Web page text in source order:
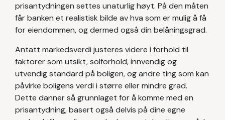
prisantydningen settes unaturlig høyt. På den måten
får banken et realistisk bilde av hva som er mulig å få
for eiendommen, og dermed også din belåningsgrad.
Antatt markedsverdi justeres videre i forhold til
faktorer som utsikt, solforhold, innvendig og
utvendig standard på boligen, og andre ting som kan
påvirke boligens verdi i større eller mindre grad.
Dette danner så grunnlaget for å komme med en
prisantydning, basert også delvis på dine egne